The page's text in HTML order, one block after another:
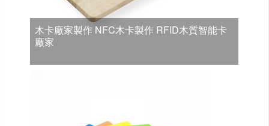
木卡廠家製作 NFC木卡製作 RFID木質智能卡
廠家